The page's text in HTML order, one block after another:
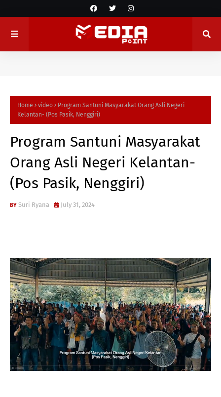
Home video
Program Santuni Masyarakat Orang Asli Negeri
Kelantan- (Pos Pasik, Nenggiri)
Program Santuni Masyarakat
Orang Asli Negeri Kelantan-
(Pos Pasik, Nenggiri)
Suri Ryana July 31, 2024